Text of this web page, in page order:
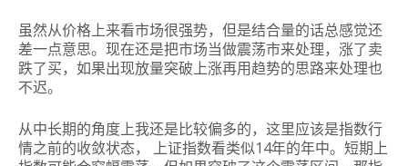
虽然从价格上来看市场很强势，但是结合量的话总感觉还
差一点意思。现在还是把市场当做震荡市来处理，涨了卖
跌了买，如果出现放量突破上涨再用趋势的思路来处理也
不迟。
从中长期的角度上我还是比较偏多的，这里应该是指数行
情之前的收敛状态， 上证指数看类似14年的年中。短期上